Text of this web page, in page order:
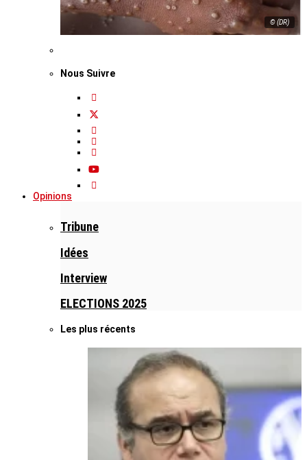
© (DR)
Nous Suivre
Opinions
Tribune
Idées
Interview
ELECTIONS 2025
Les plus récents